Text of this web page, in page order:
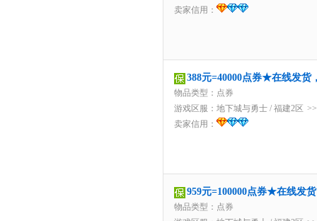
卖家信用：
388元=40000点券★在线发
物品类型：点券
游戏区服： 地下城与勇士 / 福建2区
卖家信用：
959元=100000点券★在线发
物品类型：点券